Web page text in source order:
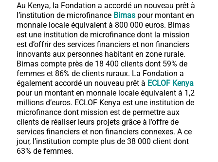
Au Kenya, la Fondation a accordé un nouveau prêt à
l’institution de microfinance Bimas pour montant en
monnaie locale équivalent à 800 000 euros. Bimas
est une institution de microfinance dont la mission
est d’offrir des services financiers et non financiers
innovants aux personnes habitant en zone rurale.
Bimas compte près de 18 400 clients dont 59% de
femmes et 86% de clients ruraux. La Fondation a
également accordé un nouveau prêt à ECLOF Kenya
pour un montant en monnaie locale équivalent à 1,2
millions d’euros. ECLOF Kenya est une institution de
microfinance dont mission est de permettre aux
clients de réaliser leurs projets grâce à l’offre de
services financiers et non financiers connexes. A ce
jour, l’institution compte plus de 38 000 client dont
63% de femmes.